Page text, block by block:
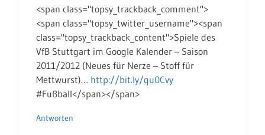
<span class="topsy_trackback_comment">
<span class="topsy_twitter_username"><span
class="topsy_trackback_content">Spiele des
VfB Stuttgart im Google Kalender – Saison
2011/2012 (Neues für Nerze – Stoff für
Mettwurst)… http://bit.ly/qu0Cvy
#Fußball</span></span>
Antworten